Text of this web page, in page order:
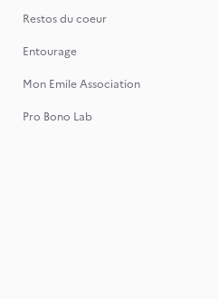
Restos du coeur
Entourage
Mon Emile Association
Pro Bono Lab